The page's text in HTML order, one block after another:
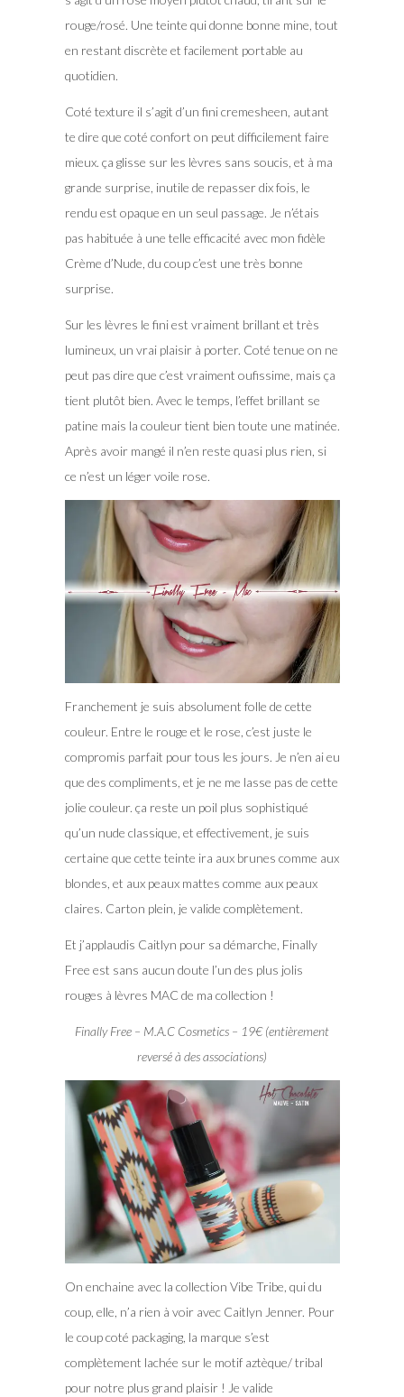
rouge/rosé. Une teinte qui donne bonne mine, tout
en restant discrète et facilement portable au
quotidien.
Coté texture il s’agit d’un fini cremesheen, autant
te dire que coté confort on peut difficilement faire
mieux. ça glisse sur les lèvres sans soucis, et à ma
grande surprise, inutile de repasser dix fois, le
rendu est opaque en un seul passage. Je n’étais
pas habituée à une telle efficacité avec mon fidèle
Crème d’Nude, du coup c’est une très bonne
surprise.
Sur les lèvres le fini est vraiment brillant et très
lumineux, un vrai plaisir à porter. Coté tenue on ne
peut pas dire que c’est vraiment oufissime, mais ça
tient plutôt bien. Avec le temps, l’effet brillant se
patine mais la couleur tient bien toute une matinée.
Après avoir mangé il n’en reste quasi plus rien, si
ce n’est un léger voile rose.
Franchement je suis absolument folle de cette
couleur. Entre le rouge et le rose, c’est juste le
compromis parfait pour tous les jours. Je n’en ai eu
que des compliments, et je ne me lasse pas de cette
jolie couleur. ça reste un poil plus sophistiqué
qu’un nude classique, et effectivement, je suis
certaine que cette teinte ira aux brunes comme aux
blondes, et aux peaux mattes comme aux peaux
claires. Carton plein, je valide complètement.
Et j’applaudis Caitlyn pour sa démarche, Finally
Free est sans aucun doute l’un des plus jolis
rouges à lèvres MAC de ma collection !
Finally Free – M.A.C Cosmetics – 19€ (entièrement
reversé à des associations)
On enchaine avec la collection Vibe Tribe, qui du
coup, elle, n’a rien à voir avec Caitlyn Jenner. Pour
le coup coté packaging, la marque s’est
complètement lachée sur le motif aztèque/ tribal
pour notre plus grand plaisir ! Je valide